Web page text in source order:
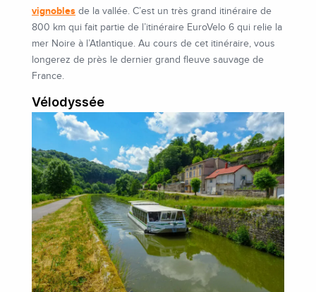
vignobles de la vallée. C’est un très grand itinéraire de
800 km qui fait partie de l’itinéraire EuroVelo 6 qui relie la
mer Noire à l’Atlantique. Au cours de cet itinéraire, vous
longerez de près le dernier grand fleuve sauvage de
France.
Vélodyssée